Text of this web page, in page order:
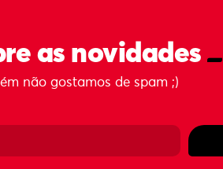
as novidades_
não gostamos de spam ;)